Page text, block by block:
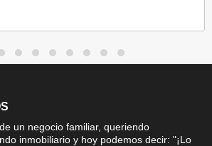
un negocio familiar, queriendo
inmobiliario y hoy podemos decir: "¡Lo